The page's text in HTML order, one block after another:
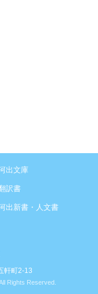
出文庫
訳書
出新書・人文書
軒町2-13
Rights Reserved.